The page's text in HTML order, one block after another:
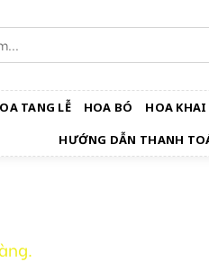
TANG LỄ HOA BÓ HOA
HƯỚNG DẪN THANH